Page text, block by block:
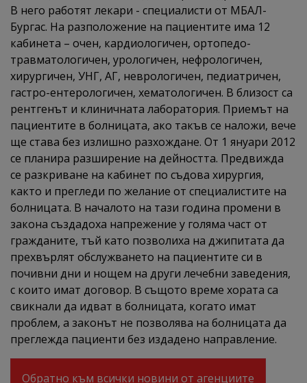
В него работят лекари - специалисти от МБАЛ-
Бургас. На разположение на пациентите има 12
кабинета – очен, кардиологичен, ортопедо-
травматологичен, урологичен, нефрологичен,
хирургичен, УНГ, АГ, неврологичен, педиатричен,
гастро-ентерологичен, хематологичен. В близост са
рентгенът и клиничната лаборатория. Приемът на
пациентите в болницата, ако такъв се наложи, вече
ще става без излишно разхождане. От 1 януари 2012
се планира разширение на дейността. Предвижда
се разкриване на кабинет по съдова хирургия,
както и прегледи по желание от специалистите на
болницата. В началото на тази година промени в
закона създадоха напрежение у голяма част от
гражданите, тъй като позволиха на джипитата да
прехвърлят обслужването на пациентите си в
почивни дни и нощем на други лечебни заведения,
с които имат договор. В същото време хората са
свикнали да идват в болницата, когато имат
проблем, а законът не позволява на болницата да
преглежда пациенти без издадено направление.
Обратно към всички новини от агенциите